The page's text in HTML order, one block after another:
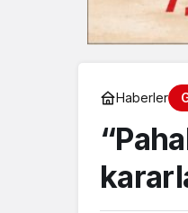
Haberler